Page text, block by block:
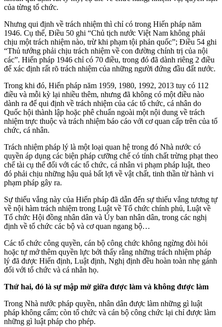
của từng tổ chức.
Nhưng qui định về trách nhiệm thì chỉ có trong Hiến pháp năm
1946. Cụ thể, Điều 50 ghi “Chủ tịch nước Việt Nam không phải
chịu một trách nhiệm nào, trừ khi phạm tội phản quốc”; Điều 54 ghi
“Thủ tướng phải chịu trách nhiệm về con đường chính trị của nội
các”. Hiến pháp 1946 chỉ có 70 điều, trong đó đã dành riêng 2 điều
để xác định rất rõ trách nhiệm của những người đứng đầu đất nước.
Trong khi đó, Hiến pháp năm 1959, 1980, 1992, 2013 tuy có 112
điều và mỗi kỳ lại nhiều thêm, nhưng đã không có một điều nào
dành ra để qui định về trách nhiệm của các tổ chức, cá nhân do
Quốc hội thành lập hoặc phê chuẩn ngoài một nội dung về trách
nhiệm trực thuộc và trách nhiệm báo cáo với cơ quan cấp trên của tổ
chức, cá nhân.
Trách nhiệm pháp lý là một loại quan hệ trong đó Nhà nước có
quyền áp dụng các biện pháp cưỡng chế có tính chất trừng phạt theo
chế tài cụ thể đối với các tổ chức, cá nhân vi phạm pháp luật, theo
đó phải chịu những hậu quả bất lợi về vật chất, tinh thần từ hành vi
phạm pháp gây ra.
Sự thiếu vắng này của Hiến pháp đã dẫn đến sự thiếu vắng tương tự
về nội hàm trách nhiệm trong Luật về Tổ chức chính phủ, Luật về
Tổ chức Hội đồng nhân dân và Ủy ban nhân dân, trong các nghị
định về tổ chức các bộ và cơ quan ngang bộ…
Các tổ chức công quyền, cán bộ công chức không ngừng đòi hỏi
hoặc tự mở thêm quyền lực bởi thấy rằng những trách nhiệm pháp
lý đã được Hiến định, Luật định, Nghị định đều hoàn toàn nhẹ gánh
đối với tổ chức và cá nhân họ.
Thứ hai, đó là sự mập mờ giữa được làm và không được làm
Trong Nhà nước pháp quyền, nhân dân được làm những gì luật
pháp không cấm; còn tổ chức và cán bộ công chức lại chỉ được làm
những gì luật pháp cho phép.